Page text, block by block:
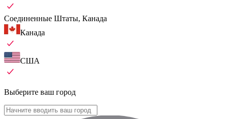
Соединенные Штаты, Канада
Канада
США
Выберите ваш город